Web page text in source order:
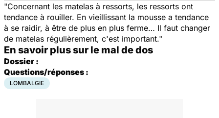
"Concernant les matelas à ressorts, les ressorts ont
tendance à rouiller. En vieillissant la mousse a tendance
à se raidir, à être de plus en plus ferme… Il faut changer
de matelas régulièrement, c'est important."
En savoir plus sur le mal de dos
Dossier :
Questions/réponses :
LOMBALGIE